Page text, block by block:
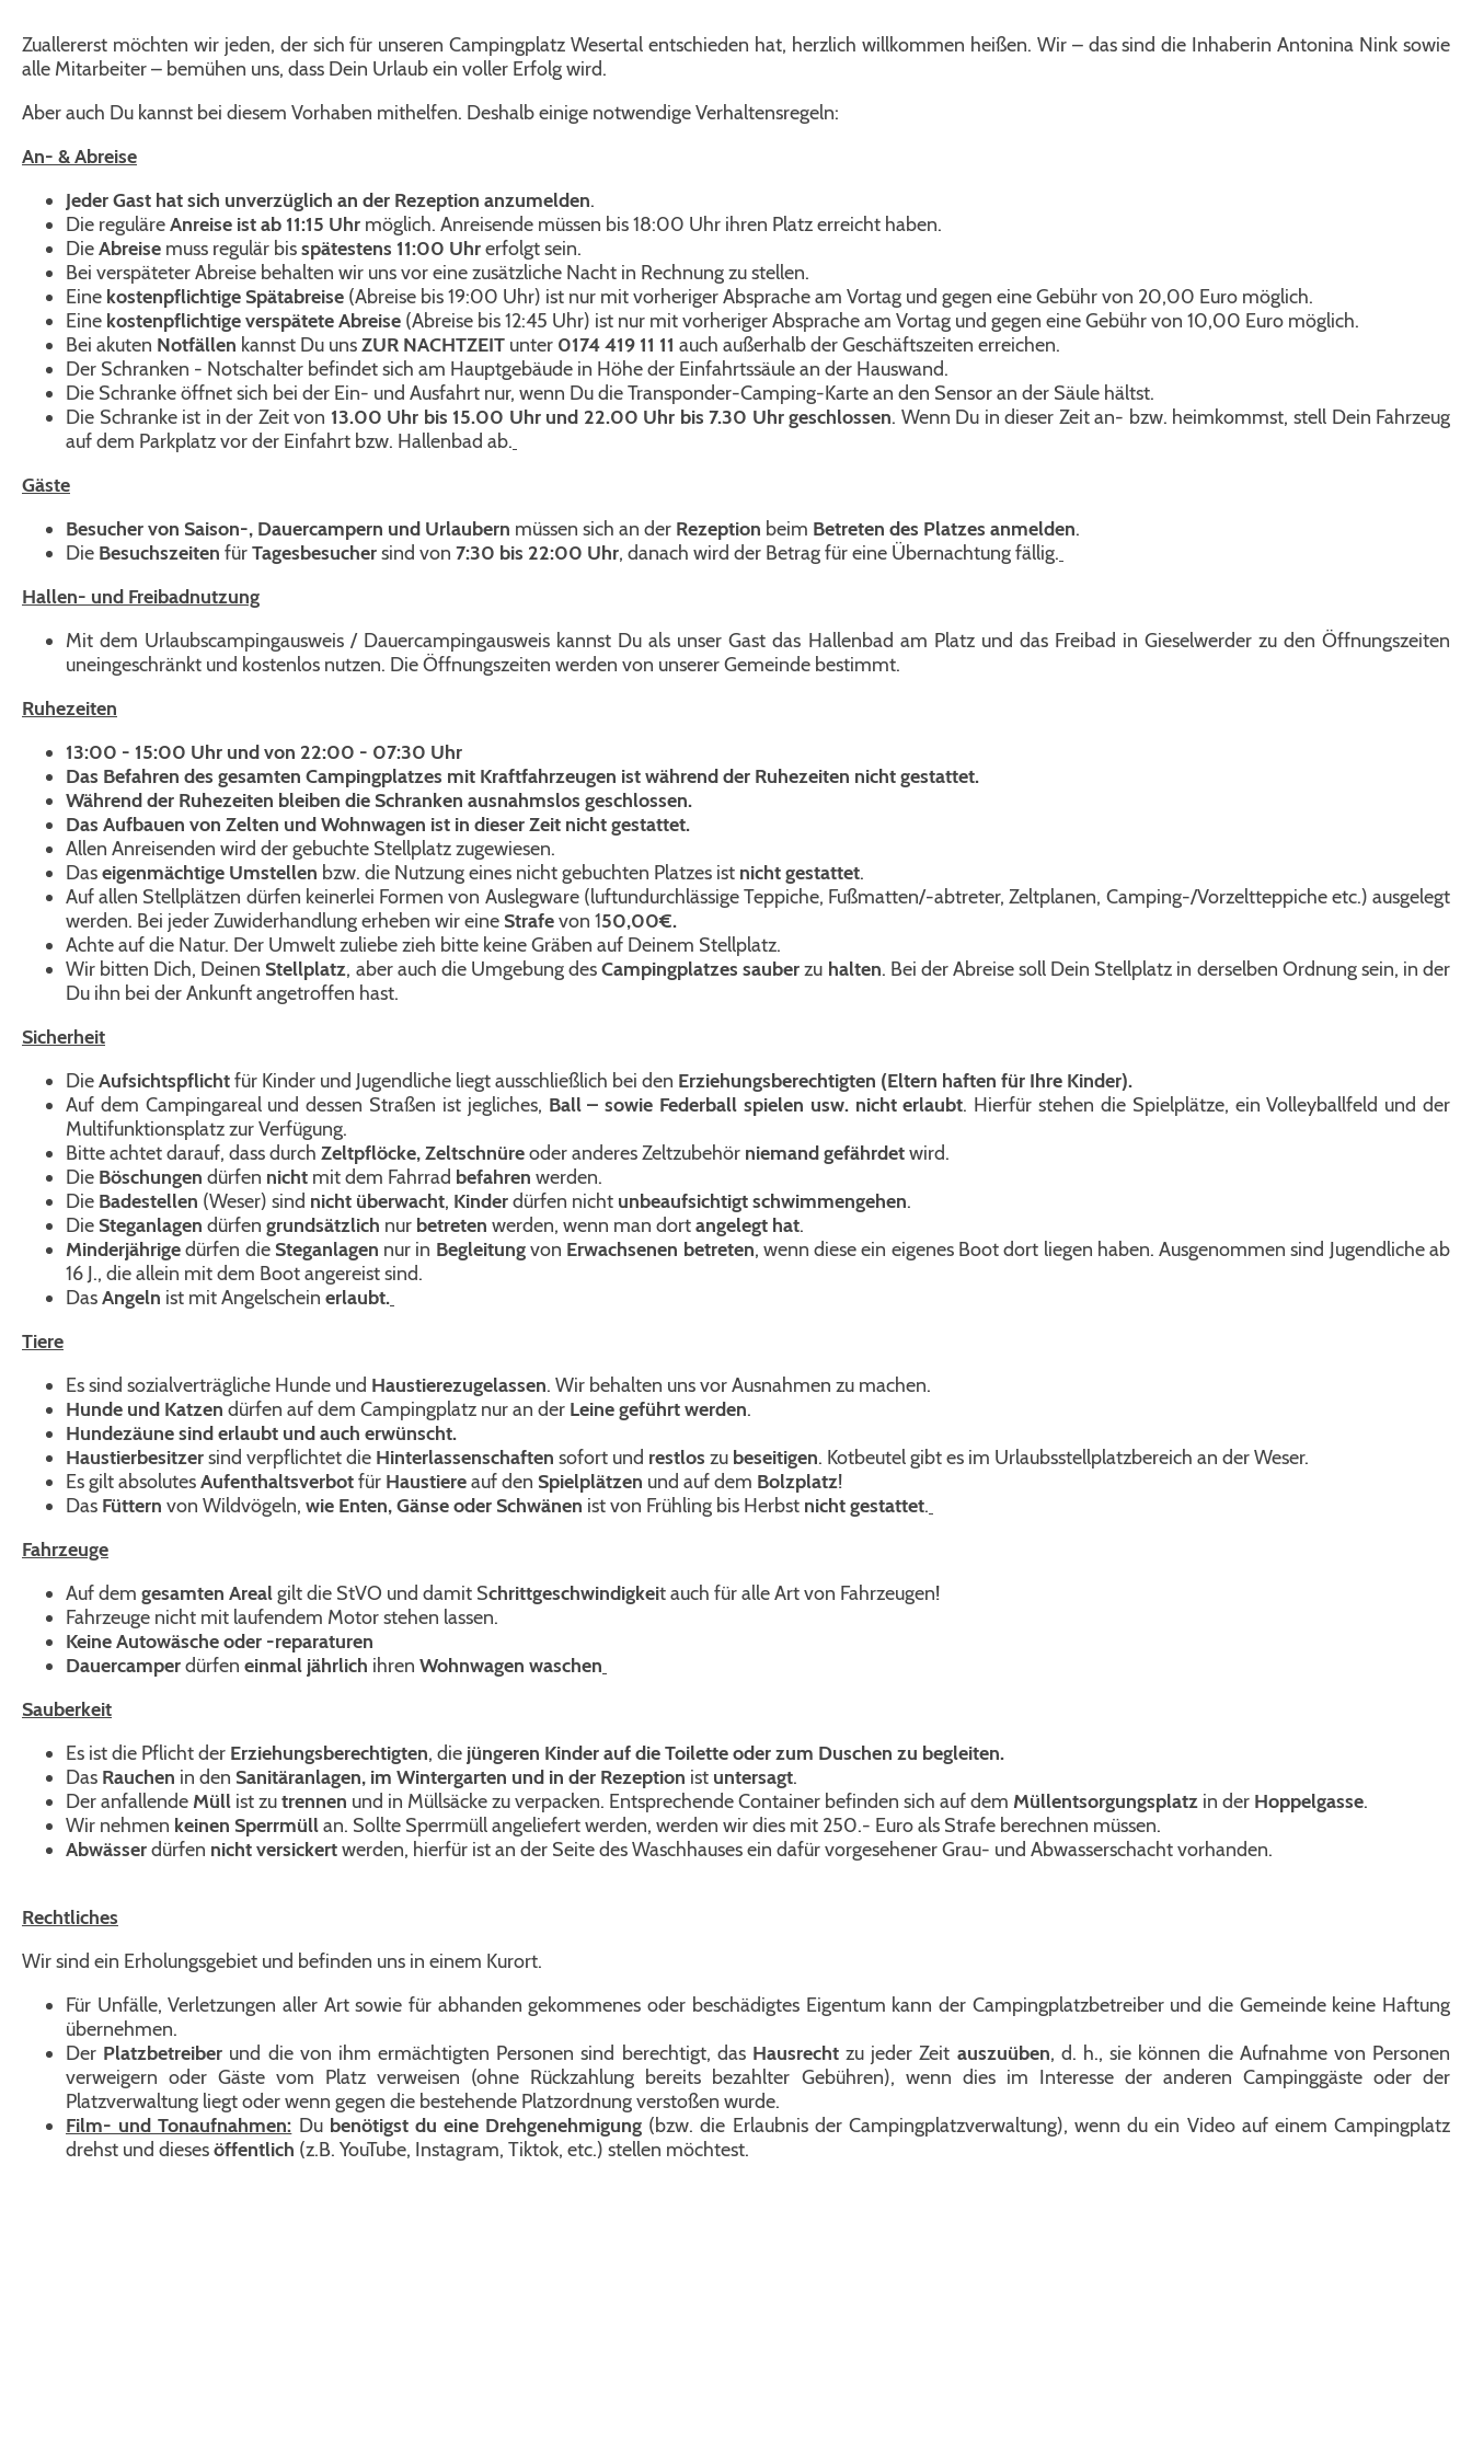
Zuallererst möchten wir jeden, der sich für unseren Campingplatz Wesertal entschieden hat, herzlich willkommen heißen. Wir – das sind die Inhaberin Antonina Nink sowie
alle Mitarbeiter – bemühen uns, dass Dein Urlaub ein voller Erfolg wird.
Aber auch Du kannst bei diesem Vorhaben mithelfen. Deshalb einige notwendige Verhaltensregeln:
An- & Abreise
Jeder Gast hat sich unverzüglich an der Rezeption anzumelden.
Die reguläreAnreise ist ab 11:15 Uhr möglich. Anreisende müssen bis 18:00 Uhr ihren Platz erreicht haben.
DieAbreise muss regulär bisspätestens 11:00 Uhrerfolgt sein.
Bei verspäteter Abreise behalten wir uns vor eine zusätzliche Nacht in Rechnung zu stellen.
Eine kostenpflichtige Spätabreise (Abreise bis 19:00 Uhr) ist nur mit vorheriger Absprache am Vortag und gegen eine Gebühr von 20,00 Euro möglich.
Eine kostenpflichtige verspätete Abreise (Abreise bis 12:45 Uhr) ist nur mit vorheriger Absprache am Vortag und gegen eine Gebühr von 10,00 Euro möglich.
Bei akuten Notfällen kannst Du unsZUR NACHTZEIT unter 0174 419 11 11 auch außerhalb der Geschäftszeiten erreichen.
Der Schranken - Notschalter befindet sich am Hauptgebäude in Höhe der Einfahrtssäule an der Hauswand.
Die Schranke öffnet sich bei der Ein- und Ausfahrt nur, wenn Du die Transponder-Camping-Karte an den Sensor an der Säule hältst.
Die Schranke ist in der Zeit von 13.00 Uhr bis 15.00 Uhr und 22.00 Uhr bis 7.30 Uhr geschlossen. Wenn Du in dieser Zeit an- bzw. heimkommst, stell Dein Fahrzeug
auf dem Parkplatz vor der Einfahrt bzw. Hallenbad ab.
Gäste
Besucher von Saison-, Dauercampern und Urlaubern müssen sich an der Rezeption beim Betreten des Platzes anmelden.
Die Besuchszeiten fürTagesbesuchersind von 7:30 bis 22:00 Uhr, danach wird der Betrag für eine Übernachtung fällig.
Hallen- und Freibadnutzung
Mit dem Urlaubscampingausweis / Dauercampingausweis kannst Du als unser Gast das Hallenbad am Platz und das Freibad in Gieselwerder zu den Öffnungszeiten
uneingeschränkt und kostenlos nutzen. Die Öffnungszeiten werden von unserer Gemeinde bestimmt.
Ruhezeiten
13:00 - 15:00 Uhr und von 22:00 - 07:30 Uhr
Das Befahren des gesamten Campingplatzes mit Kraftfahrzeugen ist während der Ruhezeiten nicht gestattet.
Während der Ruhezeiten bleiben die Schranken ausnahmslos geschlossen.
Das Aufbauen von Zelten und Wohnwagen ist in dieser Zeit nicht gestattet. ​
Allen Anreisenden wird der gebuchte Stellplatz zugewiesen.
Daseigenmächtige Umstellen bzw. die Nutzung eines nicht gebuchten Platzes ist nicht gestattet.
Auf allen Stellplätzen dürfen keinerlei Formen von Auslegware (luftundurchlässige Teppiche, Fußmatten/-abtreter, Zeltplanen, Camping-/Vorzeltteppiche etc.) ausgelegt
werden. Bei jeder Zuwiderhandlung erheben wir eine Strafevon 150,00€.
Achte auf die Natur. Der Umwelt zuliebe zieh bitte keine Gräben auf Deinem Stellplatz.
Wir bitten Dich, Deinen Stellplatz, aber auch die Umgebung desCampingplatzes sauberzu halten. Bei der Abreise soll Dein Stellplatz in derselben Ordnung sein, in der
Du ihn bei der Ankunft angetroffen hast.
Sicherheit
DieAufsichtspflichtfür Kinder und Jugendliche liegt ausschließlich bei den Erziehungsberechtigten (Eltern haften für Ihre Kinder).
Auf dem Campingareal und dessen Straßen ist jegliches, Ball – sowie Federball spielen usw. nicht erlaubt. Hierfür stehen die Spielplätze, ein Volleyballfeld und der
Multifunktionsplatz zur Verfügung.
Bitte achtet darauf, dass durch Zeltpflöcke, Zeltschnüreoder anderes Zeltzubehör niemand gefährdetwird.
Die Böschungen dürfen nicht mit dem Fahrrad befahren werden.
Die Badestellen (Weser) sind nicht überwacht, Kinderdürfen nicht unbeaufsichtigtschwimmengehen.
Die Steganlagen dürfen grundsätzlich nur betreten werden, wenn man dortangelegt hat.
Minderjährigedürfen die Steganlagen nur in Begleitungvon Erwachsenen betreten, wenn diese ein eigenes Boot dort liegen haben. Ausgenommen sind Jugendliche ab
16 J., die allein mit dem Boot angereist sind.
DasAngeln ist mit Angelschein erlaubt.
Tiere
Es sind sozialverträgliche Hunde und Haustierezugelassen. Wir behalten uns vor Ausnahmen zu machen.
Hunde und Katzen dürfen auf dem Campingplatz nur an der Leine geführt werden.
Hundezäune sind erlaubt und auch erwünscht.
Haustierbesitzersind verpflichtet die Hinterlassenschaften sofort und restlos zu beseitigen. Kotbeutel gibt es im Urlaubsstellplatzbereich an der Weser.
Es gilt absolutesAufenthaltsverbotfür Haustiereauf den Spielplätzen und auf dem Bolzplatz!
Das Füttern von Wildvögeln, wie Enten, Gänse oder Schwänen ist von Frühling bis Herbst nicht gestattet.
Fahrzeuge
Auf dem gesamten Arealgilt die StVO und damit Schrittgeschwindigkeit auch für alle Art von Fahrzeugen!
Fahrzeuge nicht mit laufendem Motor stehen lassen.
Keine Autowäsche oder -reparaturen
Dauercamperdürfen einmal jährlich ihren Wohnwagen waschen
Sauberkeit
Es ist die Pflicht der Erziehungsberechtigten, die jüngeren Kinder auf die Toilette oder zum Duschen zu begleiten.
Das Rauchen in den Sanitäranlagen, im Wintergarten und in der Rezeption ist untersagt.
Der anfallendeMüll ist zutrennen und in Müllsäcke zu verpacken. Entsprechende Container befinden sich auf dem Müllentsorgungsplatz in der Hoppelgasse.
Wir nehmen keinen Sperrmüllan. Sollte Sperrmüll angeliefert werden, werden wir dies mit 250.- Euro als Strafe berechnen müssen.
Abwässerdürfen nichtversickertwerden, hierfür ist an der Seite des Waschhauses ein dafür vorgesehener Grau- und Abwasserschacht vorhanden.
Rechtliches
Wir sind ein Erholungsgebiet und befinden uns in einem Kurort.
Für Unfälle, Verletzungen aller Art sowie für abhanden gekommenes oder beschädigtes Eigentum kann der Campingplatzbetreiber und die Gemeinde keine Haftung
übernehmen.
Der Platzbetreiber und die von ihm ermächtigten Personen sind berechtigt, das Hausrechtzu jeder Zeit auszuüben, d. h., sie können die Aufnahme von Personen
verweigern oder Gäste vom Platz verweisen (ohne Rückzahlung bereits bezahlter Gebühren), wenn dies im Interesse der anderen Campinggäste oder der
Platzverwaltung liegt oder wenn gegen die bestehende Platzordnung verstoßen wurde.
Film- und Tonaufnahmen: Du benötigst du eine Drehgenehmigung (bzw. die Erlaubnis der Campingplatzverwaltung), wenn du ein Video auf einem Campingplatz
drehst und diesesöffentlich (z.B. YouTube, Instagram, Tiktok, etc.) stellen möchtest.